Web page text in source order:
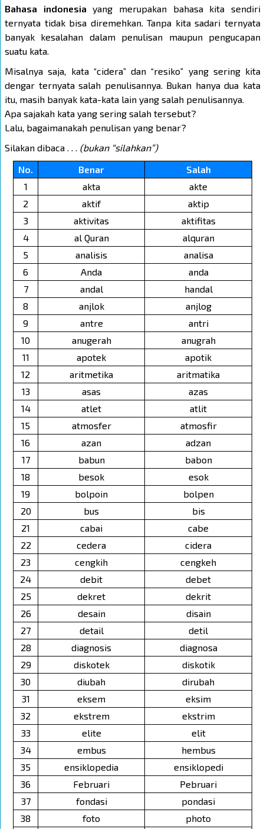
Bahasa indonesia yang merupakan bahasa kita sendiri
ternyata tidak bisa diremehkan. Tanpa kita sadari ternyata
banyak kesalahan dalam penulisan maupun pengucapan
suatu kata.
Misalnya saja, kata “cidera” dan “resiko” yang sering kita
dengar ternyata salah penulisannya. Bukan hanya dua kata
itu, masih banyak kata-kata lain yang salah penulisannya.
Apa sajakah kata yang sering salah tersebut?
Lalu, bagaimanakah penulisan yang benar?
Silakan dibaca . . . (bukan “silahkan”)
No.
Benar
Salah
1
akta
akte
2
aktif
aktip
3
aktivitas
aktifitas
4
al Quran
alquran
5
analisis
analisa
6
Anda
anda
7
andal
handal
8
anjlok
anjlog
9
antre
antri
10
anugerah
anugrah
11
apotek
apotik
12
aritmetika
aritmatika
13
asas
azas
14
atlet
atlit
15
atmosfer
atmosfir
16
azan
adzan
17
babun
babon
18
besok
esok
19
bolpoin
bolpen
20
bus
bis
21
cabai
cabe
22
cedera
cidera
23
cengkih
cengkeh
24
debit
debet
25
dekret
dekrit
26
desain
disain
27
detail
detil
28
diagnosis
diagnosa
29
diskotek
diskotik
30
diubah
dirubah
31
eksem
eksim
32
ekstrem
ekstrim
33
elite
elit
34
embus
hembus
35
ensiklopedia
ensiklopedi
36
Februari
Pebruari
37
fondasi
pondasi
38
foto
photo